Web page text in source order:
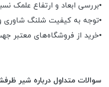
•بررسی ابعاد و ارتفاع علمک
•توجه به کیفیت شلنگ شاوری
•خرید از فروشگاه‌های معتبر
سوالات متداول درباره شیر